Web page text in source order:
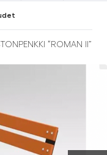
“ROMAN II”